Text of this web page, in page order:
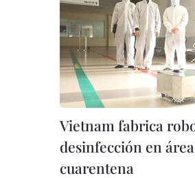
Vietnam fabrica
desinfección en
cuarentena